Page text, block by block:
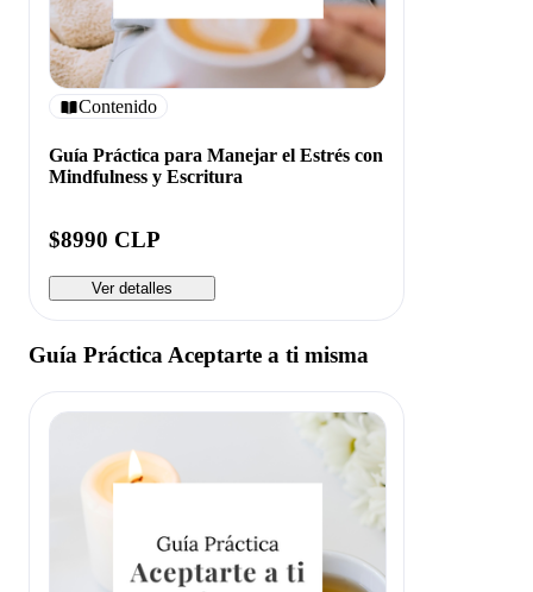
Contenido
Guía Práctica para Manejar el Estrés con
Mindfulness y Escritura
$8990 CLP
Ver detalles
Guía Práctica Aceptarte a ti misma